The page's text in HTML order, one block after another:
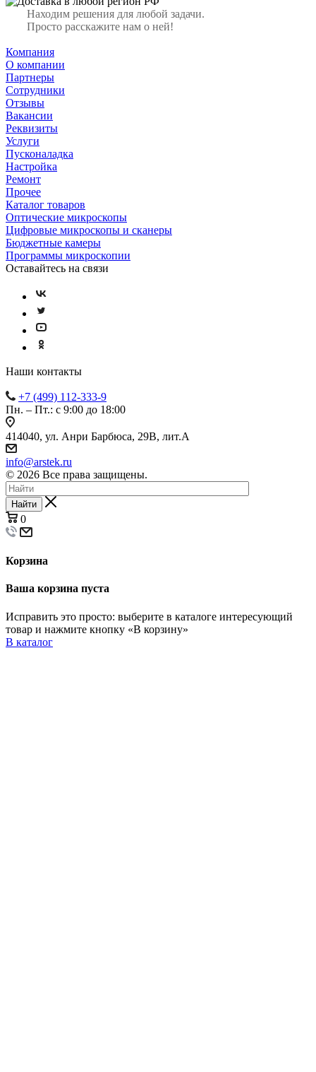
Находим решения для любой задачи.
Просто расскажите нам о ней!
Компания
О компании
Партнеры
Сотрудники
Отзывы
Вакансии
Реквизиты
Услуги
Пусконаладка
Настройка
Ремонт
Прочее
Каталог товаров
Оптические микроскопы
Цифровые микроскопы и сканеры
Бюджетные камеры
Программы микроскопии
Оставайтесь на связи
Наши контакты
+7 (499) 112-333-9
Пн. – Пт.: с 9:00 до 18:00
414040, ул. Анри Барбюса, 29В, лит.А
info@arstek.ru
© 2026 Все права защищены.
Найти
0
Корзина
Ваша корзина пуста
Исправить это просто: выберите в каталоге интересующий
товар и нажмите кнопку «В корзину»
В каталог